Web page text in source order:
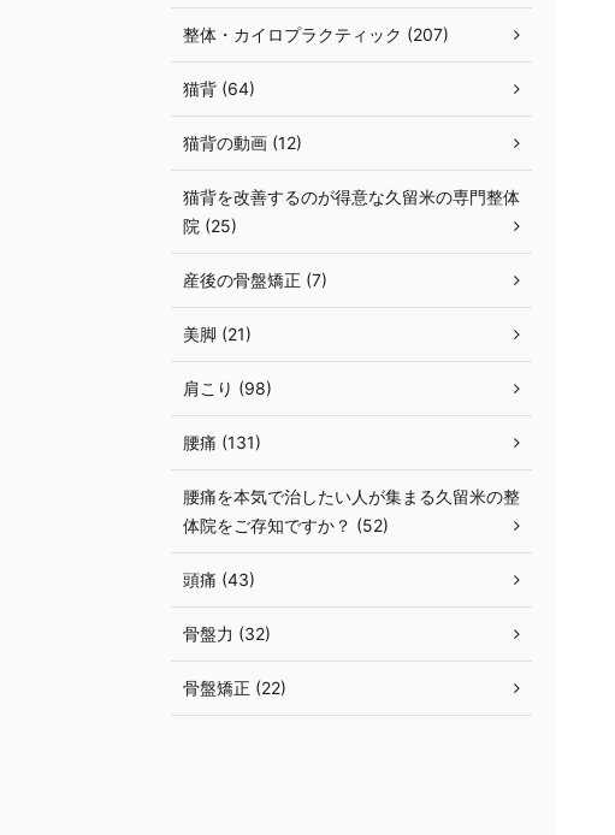
整体・カイロプラクティック (207)
猫背 (64)
猫背の動画 (12)
猫背を改善するのが得意な久留米の専門整体
院 (25)
産後の骨盤矯正 (7)
美脚 (21)
肩こり (98)
腰痛 (131)
腰痛を本気で治したい人が集まる久留米の整
体院をご存知ですか？ (52)
頭痛 (43)
骨盤力 (32)
骨盤矯正 (22)